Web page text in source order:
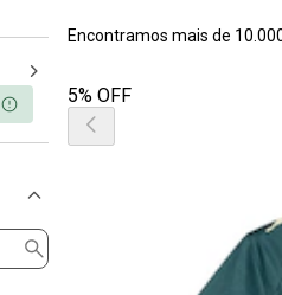
Encontramos mais de
5% OFF